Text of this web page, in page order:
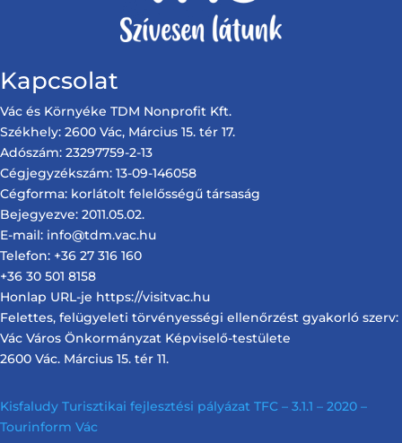
Kapcsolat
Vác és Környéke TDM Nonprofit Kft.
Székhely: 2600 Vác, Március 15. tér 17.
Adószám: 23297759-2-13
Cégjegyzékszám: 13-09-146058
Cégforma: korlátolt felelősségű társaság
Bejegyezve: 2011.05.02.
E-mail: info@tdm.vac.hu
Telefon: +36 27 316 160
+36 30 501 8158
Honlap URL-je https://visitvac.hu
Felettes, felügyeleti törvényességi ellenőrzést gyakorló szerv:
Vác Város Önkormányzat Képviselő-testülete
2600 Vác. Március 15. tér 11.
Kisfaludy Turisztikai fejlesztési pályázat TFC – 3.1.1 – 2020 –
Tourinform Vác